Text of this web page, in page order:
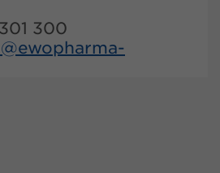
300
ewopharma-